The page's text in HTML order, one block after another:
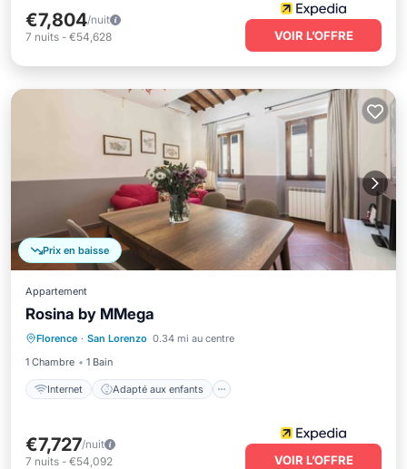
€7,804/nuit
7 nuits - €54,628 VOIR L’OFFRE
Prix en baisse
Appartement
Rosina by MMega
Florence · San Lorenzo 0.34 mi au centre
1 Chambre
1 Bain
Internet Adapté aux enfants
Internet
Blanchisserie
€7,727/nuit
7 nuits - €54,092 VOIR L’OFFRE